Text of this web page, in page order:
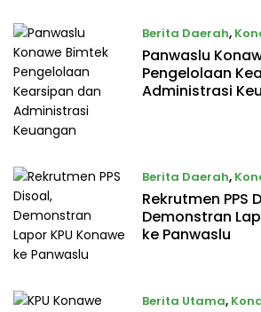
Berita Daerah,
2017
Panwaslu
Pengelolaan
Administrasi
Berita Daerah,
2017
Rekrutmen PPS
Demonstran
ke Panwaslu
Berita Utama,